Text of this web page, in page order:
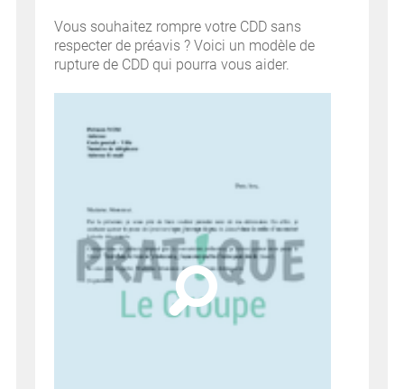
Vous souhaitez rompre votre CDD sans
respecter de préavis ? Voici un modèle de
rupture de CDD qui pourra vous aider.